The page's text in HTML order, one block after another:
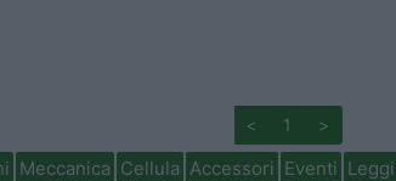
< 1 >
Meccanica Cellula Accessori Eventi Leggi